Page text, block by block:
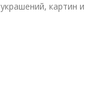
картин и